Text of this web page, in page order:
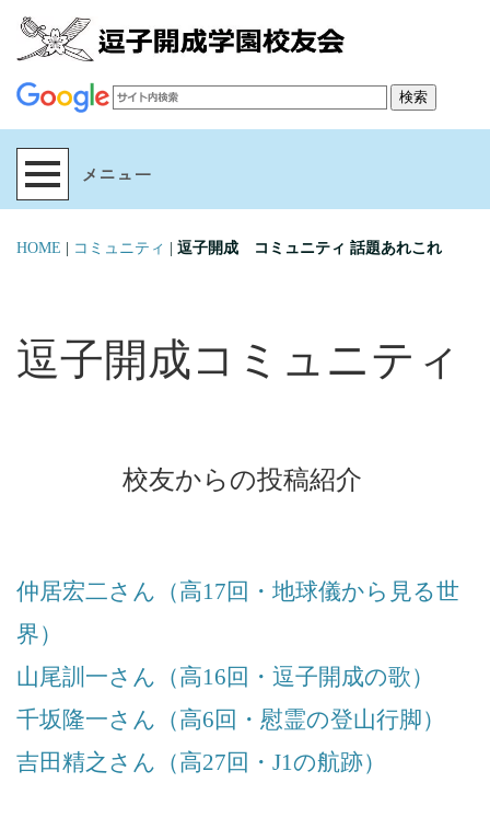
HOME コミュニティ 逗子開成 コミュニティ 話題あれこれ
逗子開成コミュニティ
校友からの投稿紹介
仲居宏二さん（高17回・地球儀から見る世
界）
山尾訓一さん（高16回・逗子開成の歌）
千坂隆一さん（高6回・慰霊の登山行脚）
吉田精之さん（高27回・J1の航跡）